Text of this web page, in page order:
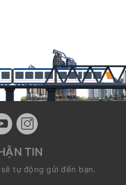
TIN
tự động gửi đến bạn.